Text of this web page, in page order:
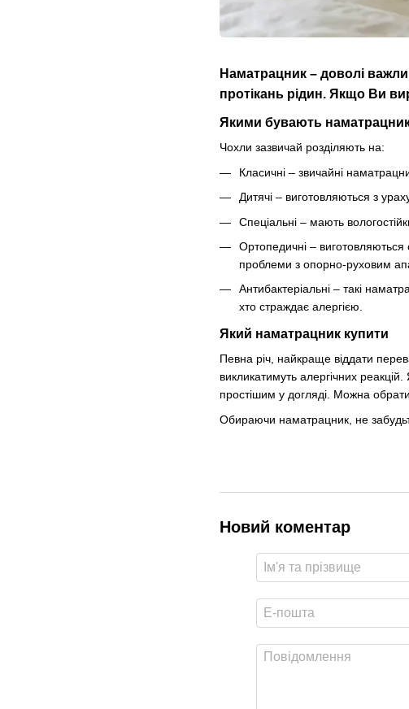
Наматрацник – доволі
протікань рідин. Якщо Ви
Якими бувають
Чохли зазвичай розділяють на:
Класичні – звичайні
Дитячі – виготовляються з
Спеціальні – мають
Ортопедичні –
проблеми з опорно-руховим
Антибактеріальні – такі
хто страждає алергією.
Який наматрацник купити
Певна річ, найкраще віддати
викликатимуть алергічних
простішим у догляді. Можна
Обираючи наматрацник, не
Новий коментар